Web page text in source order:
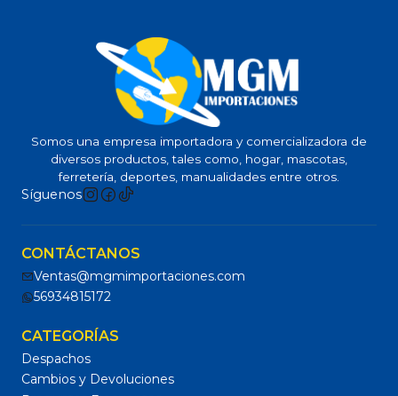
Somos una empresa importadora y comercializadora de
diversos productos, tales como, hogar, mascotas,
ferretería, deportes, manualidades entre otros.
Síguenos
CONTÁCTANOS
Ventas@mgmimportaciones.com
56934815172
CATEGORÍAS
Despachos
Cambios y Devoluciones